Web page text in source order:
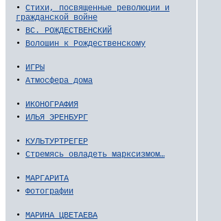
• Стихи, посвященные революции и
гражданской войне
• ВС. РОЖДЕСТВЕНСКИЙ
• Волошин к Рождественскому
• ИГРЫ
• Атмосфера дома
• ИКОНОГРАФИЯ
• ИЛЬЯ ЭРЕНБУРГ
• КУЛЬТУРТРЕГЕР
• Стремясь овладеть марксизмом…
• МАРГАРИТА
• Фотографии
• МАРИНА ЦВЕТАЕВА